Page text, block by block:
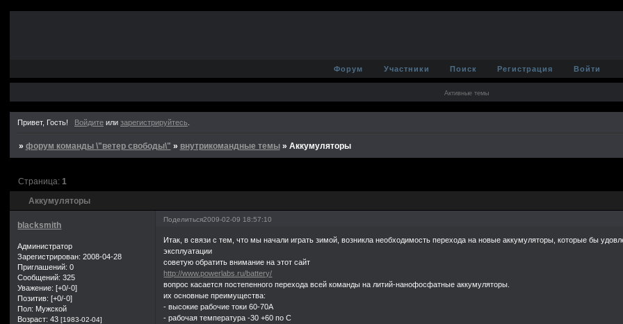
Форум Участники Поиск Регистрация Войти
Активные темы
Привет, Гость! Войдитеили зарегистрируйтесь
» форум команды \"ветер свободы\" » внутрикомандные темы » Аккумуляторы
Аккумуляторы
Страница: 1
Поделиться2009-02-09 18:57:10
blacksmith
Администратор
Зарегистрирован: 2008-04-28
Приглашений: 0
Сообщений: 325
Уважение: [+0/-0]
Позитив: [+0/-0]
Пол: Мужской
Возраст: 43[1983-02-04]
Итак, в связи с тем, что мы начали играть зимой, возникла необходимость перехода на новые аккумуляторы, которые бы
эксплуатации
советую обратить внимание на этот сайт
http://www.powerlabs.ru/battery/
вопрос касается постепенного перехода всей команды на литий-нанофосфатные аккумуляторы.
их основные преимущества:
- высокие рабочие токи 60-70А
- рабочая температура -30 +60 по С